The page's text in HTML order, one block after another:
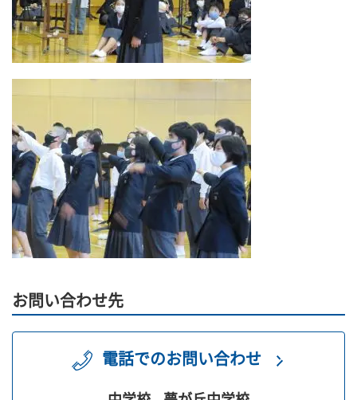
お問い合わせ先
電話でのお問い合わせ